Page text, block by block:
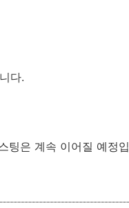
다.
팅은 계속 이어질 예정